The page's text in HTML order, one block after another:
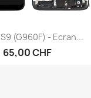
Aperçu rapide
(G960F) - Ecran...
65,00 CHF